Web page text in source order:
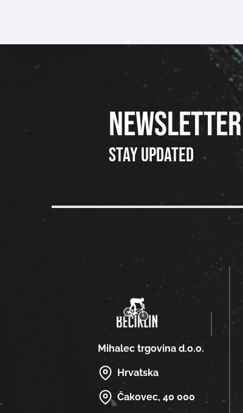
NEWSLETTER
Stay updated
Mihalec trgovina d.o.o.
Hrvatska
Čakovec, 40 000